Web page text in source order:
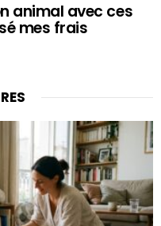
animal avec ces
mes frais